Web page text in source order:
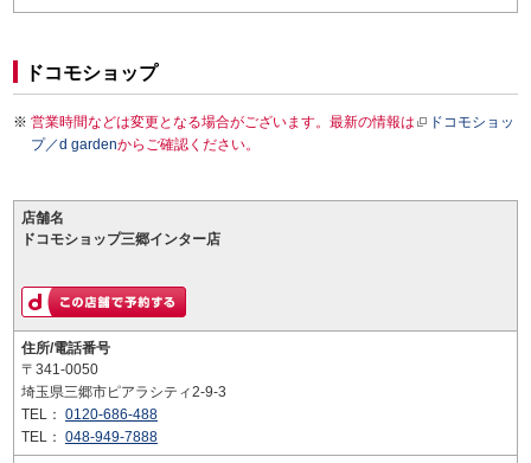
ドコモショップ
営業時間などは変更となる場合がございます。最新の情報は
ドコモショッ
プ／d gardenからご確認ください。
店舗名
ドコモショップ三郷インター店
住所/電話番号
〒341-0050
埼玉県三郷市ピアラシティ2-9-3
TEL： 0120-686-488
TEL： 048-949-7888